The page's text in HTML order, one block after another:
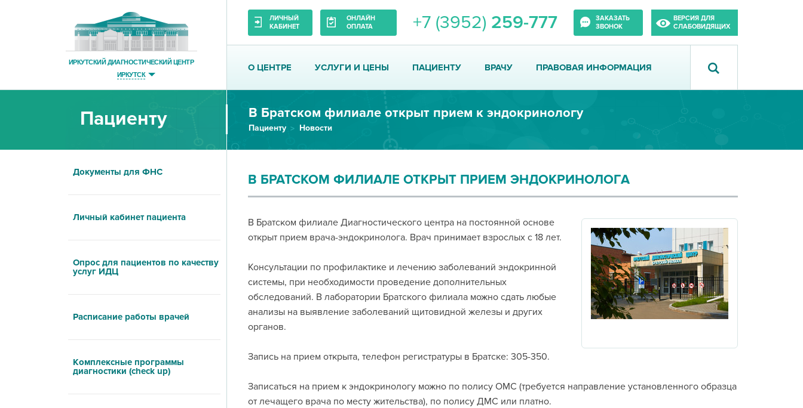
ИРКУТСКИЙ ДИАГНОСТИЧЕСКИЙ ЦЕНТР
ИРКУТСК
ЛИЧНЫЙ
КАБИНЕТ
ОНЛАЙН
ОПЛАТА
+7 (3952) 259-777
ЗАКАЗАТЬ
ЗВОНОК
ВЕРСИЯ ДЛЯ
СЛАБОВИДЯЩИХ
О ЦЕНТРЕ УСЛУГИ И ЦЕНЫ ПАЦИЕНТУ ВРАЧУ ПРАВОВАЯ ИНФОРМАЦИЯ
Пациенту В Братском филиале открыт прием к эндокринологу
Пациенту Новости
Документы для ФНС
Личный кабинет пациента
Опрос для пациентов по качеству
услуг ИДЦ
Расписание работы врачей
Комплексные программы
диагностики (check up)
В БРАТСКОМ ФИЛИАЛЕ ОТКРЫТ ПРИЕМ ЭНДОКРИНОЛОГА
В Братском филиале Диагностического центра на постоянной основе
открыт прием врача-эндокринолога. Врач принимает взрослых с 18 лет.
Консультации по профилактике и лечению заболеваний эндокринной
системы, при необходимости проведение дополнительных
обследований. В лаборатории Братского филиала можно сдать любые
анализы на выявление заболеваний щитовидной железы и других
органов.
Запись на прием открыта, телефон регистратуры в Братске: 305-350.
Записаться на прием к эндокринологу можно по полису ОМС (требуется направление установленного образца
от лечащего врача по месту жительства), по полису ДМС или платно.